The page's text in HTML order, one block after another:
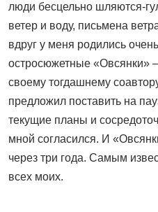
люди бесцельно шляются-
ветер и воду, письмена
вдруг у меня родились
остросюжетные «Овсянки»
своему тогдашнему
предложил поставить на
текущие планы и
мной согласился. И
через три года. Самым
всех моих.